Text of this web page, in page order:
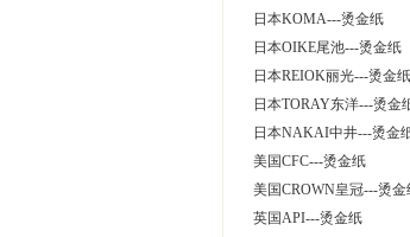
日本KOMA---烫金纸
日本OIKE尾池---烫金纸
日本REIOK丽光---烫金纸
日本TORAY东洋---烫金
日本NAKAI中井---烫金
美国CFC---烫金纸
美国CROWN皇冠---烫金
英国API---烫金纸